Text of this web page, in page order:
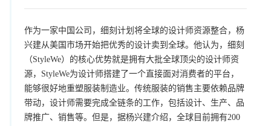
作为一家中国公司，细刻计划将全球的设计师资源整合，杨
兴建从美国市场开始把优秀的设计卖到全球。他认为，细刻
（StyleWe）的核心优势就是拥有大批全球顶尖的设计师资
源，StyleWe为设计师搭建了一个直接面对消费者的平台，
能够很好地重塑服装制造业。传统服装的销售主要依赖品牌
带动，设计师需要完成全链条的工作，包括设计、生产、品
牌推广、销售等。但是，据杨兴建介绍，全球目前拥有200